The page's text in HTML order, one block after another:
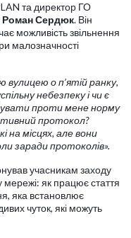
та директор ГО
Роман Сердюк. Він
можливість звільнення
малозначності
о п’ятій ранку,
небезпеку і чи є
проти мене норму
протокол?
на місцях, але вони
заради протоколів».
учасникам заходу
мережі: як працює стаття
яка встановлює
чуток, які можуть